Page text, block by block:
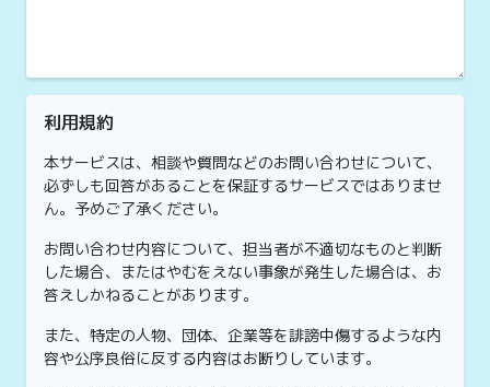
利用規約
本サービスは、相談や質問などのお問い合わせについて、
必ずしも回答があることを保証するサービスではありませ
ん。予めご了承ください。
お問い合わせ内容について、担当者が不適切なものと判断
した場合、またはやむをえない事象が発生した場合は、お
答えしかねることがあります。
また、特定の人物、団体、企業等を誹謗中傷するような内
容や公序良俗に反する内容はお断りしています。